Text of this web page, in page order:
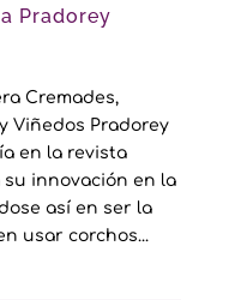
Pradorey
Cremades,
Viñedos Pradorey
en la revista
su innovación en la
así en ser la
usar corchos...